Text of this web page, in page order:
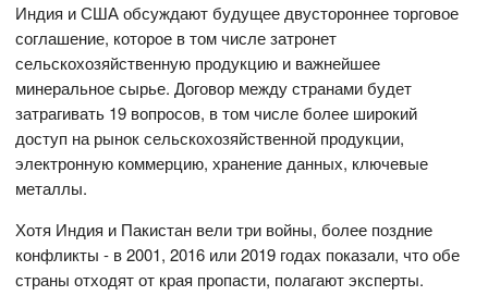
Индия и США обсуждают будущее двустороннее торговое
соглашение, которое в том числе затронет
сельскохозяйственную продукцию и важнейшее
минеральное сырье. Договор между странами будет
затрагивать 19 вопросов, в том числе более широкий
доступ на рынок сельскохозяйственной продукции,
электронную коммерцию, хранение данных, ключевые
металлы.
Хотя Индия и Пакистан вели три войны, более поздние
конфликты - в 2001, 2016 или 2019 годах показали, что обе
страны отходят от края пропасти, полагают эксперты.